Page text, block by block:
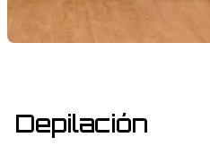
Depilación